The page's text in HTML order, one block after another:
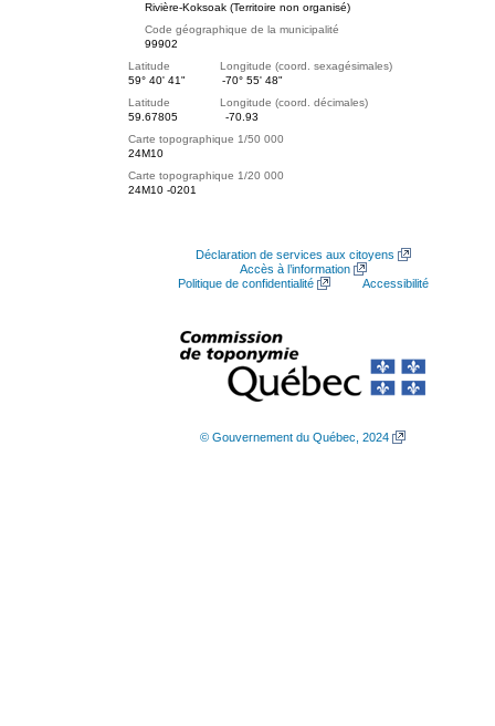
Rivière-Koksoak (Territoire non organisé)
Code géographique de la municipalité
99902
Latitude Longitude (coord. sexagésimales)
59° 40' 41"
-70° 55' 48"
Latitude Longitude (coord. décimales)
59.67805
-70.93
Carte topographique 1/50 000
24M10
Carte topographique 1/20 000
24M10 -0201
Déclaration de services aux citoyens
Accès à l’information
Politique de confidentialité
Accessibilité
© Gouvernement du Québec, 2024